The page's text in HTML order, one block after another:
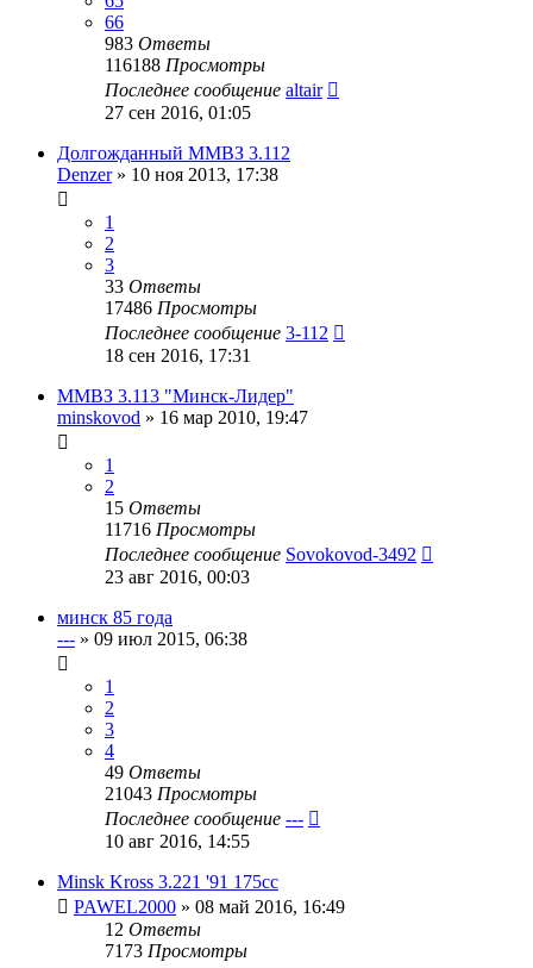
66
983 Ответы
116188 Просмотры
Последнее сообщение altair
27 сен 2016, 01:05
Долгожданный ММВЗ 3.112
Denzer» 10 ноя 2013, 17:38
1
2
3
33 Ответы
17486 Просмотры
Последнее сообщение 3-112
18 сен 2016, 17:31
ММВЗ 3.113 "Минск-Лидер"
minskovod » 16 мар 2010, 19:47
1
2
15 Ответы
11716 Просмотры
Последнее сообщение Sovokovod-3492
23 авг 2016, 00:03
минск 85 года
--- » 09 июл 2015, 06:38
1
2
3
4
49 Ответы
21043 Просмотры
Последнее сообщение ---
10 авг 2016, 14:55
Minsk Kross 3.221 '91 175cc
PAWEL2000 » 08 май 2016, 16:49
12 Ответы
7173 Просмотры